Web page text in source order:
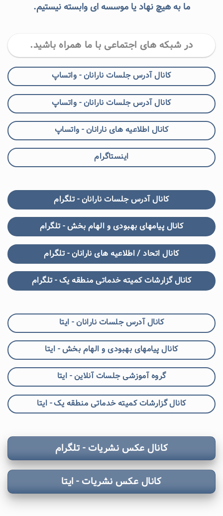
ما به هیچ نهاد یا موسسه ای وابسته نیستیم.
در شبکه های اجتماعی با ما همراه باشید.
کانال آدرس جلسات نارانان - واتساپ
کانال آدرس جلسات نارانان - واتساپ
کانال اطلاعیه های نارانان - واتساپ
اینستاگرام
کانال آدرس جلسات نارانان - تلگرام
کانال پیامهای بهبودی و الهام بخش - تلگرام
کانال اتحاد / اطلاعیه های نارانان - تلگرام
کانال گزارشات کمیته خدماتی منطقه یک - تلگرام
کانال آدرس جلسات نارانان - ایتا
کانال پیامهای بهبودی و الهام بخش - ایتا
گروه آموزشی جلسات آنلاین - ایتا
کانال گزارشات کمیته خدماتی منطقه یک - ایتا
کانال عکس نشریات - تلگرام
کانال عکس نشریات - ایتا